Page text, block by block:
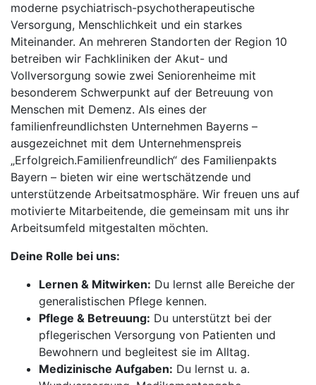
moderne psychiatrisch-psychotherapeutische
Versorgung, Menschlichkeit und ein starkes
Miteinander. An mehreren Standorten der Region 10
betreiben wir Fachkliniken der Akut- und
Vollversorgung sowie zwei Seniorenheime mit
besonderem Schwerpunkt auf der Betreuung von
Menschen mit Demenz. Als eines der
familienfreundlichsten Unternehmen Bayerns –
ausgezeichnet mit dem Unternehmenspreis
„Erfolgreich.Familienfreundlich“ des Familienpakts
Bayern – bieten wir eine wertschätzende und
unterstützende Arbeitsatmosphäre. Wir freuen uns auf
motivierte Mitarbeitende, die gemeinsam mit uns ihr
Arbeitsumfeld mitgestalten möchten.
Deine Rolle bei uns:
Lernen & Mitwirken: Du lernst alle Bereiche der
generalistischen Pflege kennen.
Pflege & Betreuung: Du unterstützt bei der
pflegerischen Versorgung von Patienten und
Bewohnern und begleitest sie im Alltag.
Medizinische Aufgaben: Du lernst u. a.